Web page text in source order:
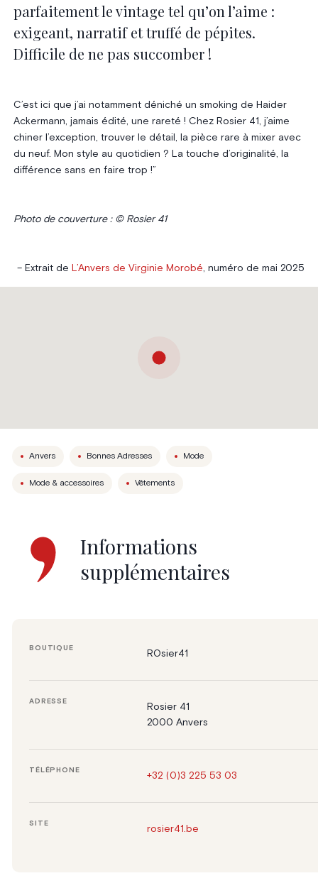
parfaitement le vintage tel qu’on l’aime :
exigeant, narratif et truffé de pépites.
Difficile de ne pas succomber !
C’est ici que j’ai notamment déniché un smoking de Haider
Ackermann, jamais édité, une rareté ! Chez Rosier 41, j’aime
chiner l’exception, trouver le détail, la pièce rare à mixer avec
du neuf. Mon style au quotidien ? La touche d’originalité, la
différence sans en faire trop !”
Photo de couverture : © Rosier 41
– Extrait de L’Anvers de Virginie Morobé, numéro de mai 2025
Anvers Bonnes Adresses Mode
Mode & accessoires Vêtements
Informations
supplémentaires
BOUTIQUE
ROsier41
ADRESSE
Rosier 41
2000 Anvers
TÉLÉPHONE
+32 (0)3 225 53 03
SITE
rosier41.be